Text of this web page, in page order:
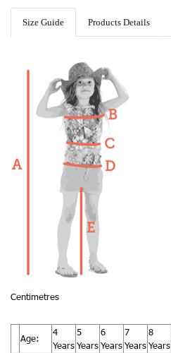
Size Guide Products Details
Centimetres
Age:
4
Years
5
Years
6
Years
7
Years
8
Years